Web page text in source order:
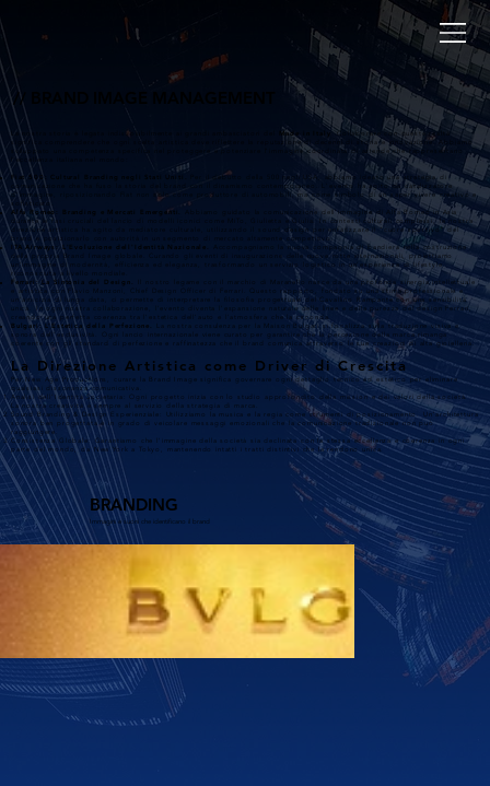
//
La nostra storia è legata indissolubilmente ai grandi ambasciatori del Made in Italy
. Collaborare con queste realtà
significa comprendere che ogni scelta artistica deve riflettere la reputazione di decenni di storia e innovazione. Abbiamo
sviluppato una competenza specifica nel proteggere e potenziare l'immagine coordinata di aziende che rappresentano
l'eccellenza italiana nel mondo:
Fiat 500: Cultural Branding negli Stati Uniti.
Per il debutto della 500 negli USA, abbiamo ideato una strategia di
comunicazione che ha fuso la storia del brand con il dinamismo contemporaneo. L'evento ha agito da catalizzatore
d'immagine, riposizionando Fiat non solo come produttore di automobili, ma come simbolo di un saper vivere creativo e
sofisticato.
Alfa Romeo: Branding e Mercati Emergenti.
Abbiamo guidato la comunicazione dell'immagine di Alfa Romeo in Asia
durante le fasi cruciali del lancio di modelli iconici come MiTo, Giulietta e Giulia. In contesti culturali complessi, la nostra
direzione artistica ha agito da mediatore culturale, utilizzando il sound design per enfatizzare il "cuore sportivo" del
brand e posizionarlo con autorità in un segmento di mercato altamente competitivo.
ITA Airways: L'Evoluzione dell'Identità Nazionale.
Accompagniamo la nuova compagnia di bandiera nella costruzione
della propria Brand Image globale. Curando gli eventi di inaugurazione delle nuove rotte internazionali, proiettiamo
un'immagine di modernità, efficienza ed eleganza, trasformando un servizio logistico in un'esperienza di lifestyle
riconosciuta a livello mondiale.
Ferrari:
La Sintonia del Design.
Il nostro legame con il marchio di Maranello nasce da una profonda sinergia intellettuale
e artistica con Flavio Manzoni, Chief Design Officer di Ferrari. Questo rapporto, fondato su una stima professionale e
un'amicizia di lunga data, ci permette di interpretare la filosofia progettuale del Cavallino Rampante con una sensibilità
unica. In ogni nostra collaborazione, l'evento diventa l'espansione naturale delle linee e della purezza del design Ferrari,
creando una perfetta coerenza tra l'estetica dell'auto e l'atmosfera che la circonda.
Bulgari: L’Estetica della Perfezione.
La nostra consulenza per la Maison Bulgari si focalizza sulla traduzione visiva e
sonora dell'esclusività. Ogni lancio internazionale viene curato per garantire che la percezione della marca rimanga
coerente con gli standard di perfezione e raffinatezza che il brand comunica attraverso le sue creazioni di alta gioielleria.
La Direzione Artistica come Driver di Crescita
Per New Age Productions, curare la Brand Image significa governare ogni dettaglio tecnico ed estetico per eliminare
qualsiasi dissonanza comunicativa.
Analisi dell'Identità Societaria: Ogni progetto inizia con lo studio approfondito della mission e dei valori della società.
La nostra creatività è sempre al servizio della strategia di marca.
Sound Branding & Design Esperienziale: Utilizziamo la musica e la regia come strumenti di posizionamento. Un'architettura
sonora ben progettata è in grado di veicolare messaggi emozionali che la comunicazione tradizionale non può
raggiungere.
Consistenza Globale: Garantiamo che l'immagine della società sia declinata con la stessa eccellenza e coerenza in ogni
parte del mondo, da New York a Tokyo, mantenendo intatti i tratti distintivi che la rendono unica.
BRANDING
Immagini e suoni che identificano il brand